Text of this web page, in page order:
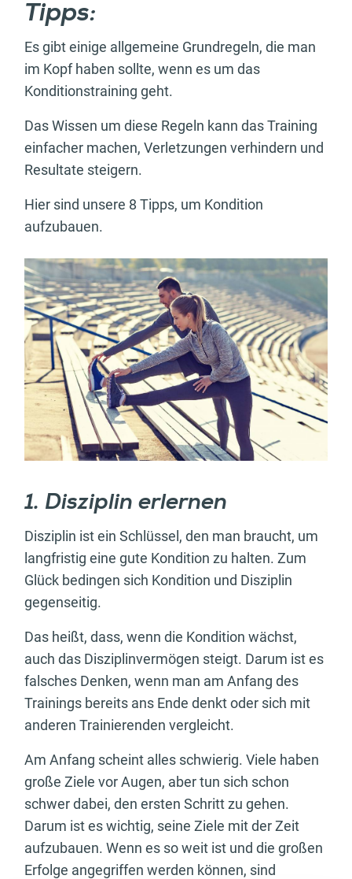
Tipps:
Es gibt einige allgemeine Grundregeln, die man
im Kopf haben sollte, wenn es um das
Konditionstraining geht.
Das Wissen um diese Regeln kann das Training
einfacher machen, Verletzungen verhindern und
Resultate steigern.
Hier sind unsere 8 Tipps, um Kondition
aufzubauen.
1. Disziplin erlernen
Disziplin ist ein Schlüssel, den man braucht, um
langfristig eine gute Kondition zu halten. Zum
Glück bedingen sich Kondition und Disziplin
gegenseitig.
Das heißt, dass, wenn die Kondition wächst,
auch das Disziplinvermögen steigt. Darum ist es
falsches Denken, wenn man am Anfang des
Trainings bereits ans Ende denkt oder sich mit
anderen Trainierenden vergleicht.
Am Anfang scheint alles schwierig. Viele haben
große Ziele vor Augen, aber tun sich schon
schwer dabei, den ersten Schritt zu gehen.
Darum ist es wichtig, seine Ziele mit der Zeit
aufzubauen. Wenn es so weit ist und die großen
Erfolge angegriffen werden können, sind